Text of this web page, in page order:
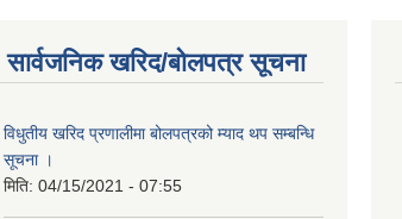
सार्वजनिक खरिद/बोलपत्र सूचना
विधुतीय खरिद प्रणालीमा बोलपत्रको म्याद थप सम्बन्धि
सूचना ।
मिति: 04/15/2021 - 07:55